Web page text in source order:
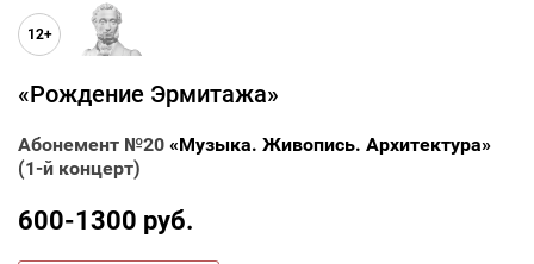
12+
«Рождение Эрмитажа»
Абонемент №20 «Музыка. Живопись. Архитектура»
(1-й концерт)
600-1300 руб.